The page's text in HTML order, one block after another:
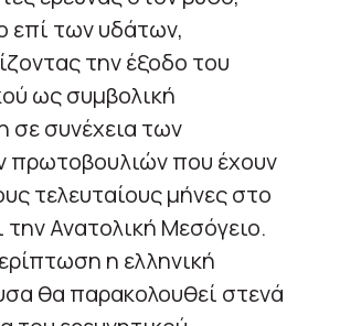
επί των υδάτων,
την έξοδο του
ως συμβολική
σε συνέχεια των
πρωτοβουλιών που έχουν
τελευταίους μήνες στο
την Ανατολική Μεσόγειο.
η ελληνική
θα παρακολουθεί στενά